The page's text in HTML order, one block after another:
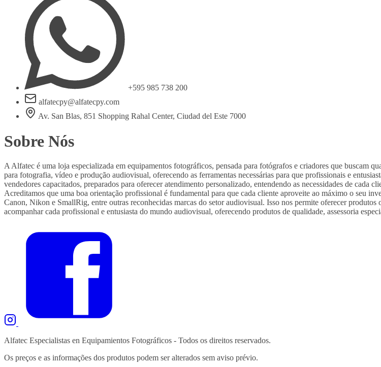
+595 985 738 200
alfatecpy@alfatecpy.com
Av. San Blas, 851 Shopping Rahal Center, Ciudad del Este 7000
Sobre Nós
A Alfatec é uma loja especializada em equipamentos fotográficos, pensada para fotógrafos e criadores que buscam
para fotografia, vídeo e produção audiovisual, oferecendo as ferramentas necessárias para que profissionais e
vendedores capacitados, preparados para oferecer atendimento personalizado, entendendo as necessidades de cada
Acreditamos que uma boa orientação profissional é fundamental para que cada cliente aproveite ao máximo o seu
Canon, Nikon e SmallRig, entre outras reconhecidas marcas do setor audiovisual. Isso nos permite oferecer
acompanhar cada profissional e entusiasta do mundo audiovisual, oferecendo produtos de qualidade, assessoria
Alfatec Especialistas en Equipamientos Fotográficos - Todos os direitos reservados.
Os preços e as informações dos produtos podem ser alterados sem aviso prévio.